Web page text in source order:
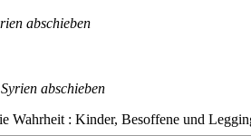
abschieben
abschieben
Wahrheit : Kinder, Besoffene und